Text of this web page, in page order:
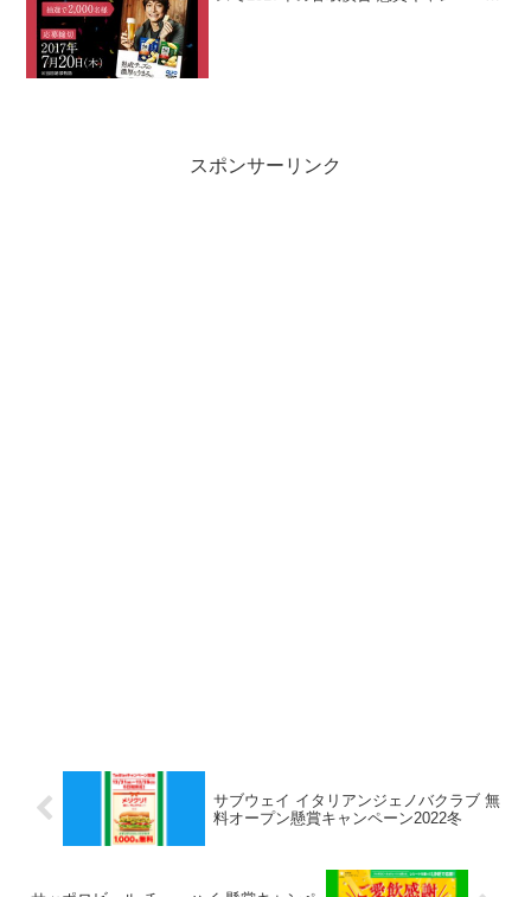
スポンサーリンク
サブウェイ イタリアンジェノバクラブ 無
料オープン懸賞キャンペーン2022冬